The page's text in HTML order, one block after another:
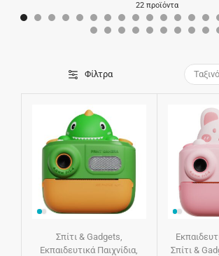
22 προϊόντα
Φίλτρα
Σπίτι & Gadgets
Εκπαιδευτικά Παιχνίδια
Σπίτι &